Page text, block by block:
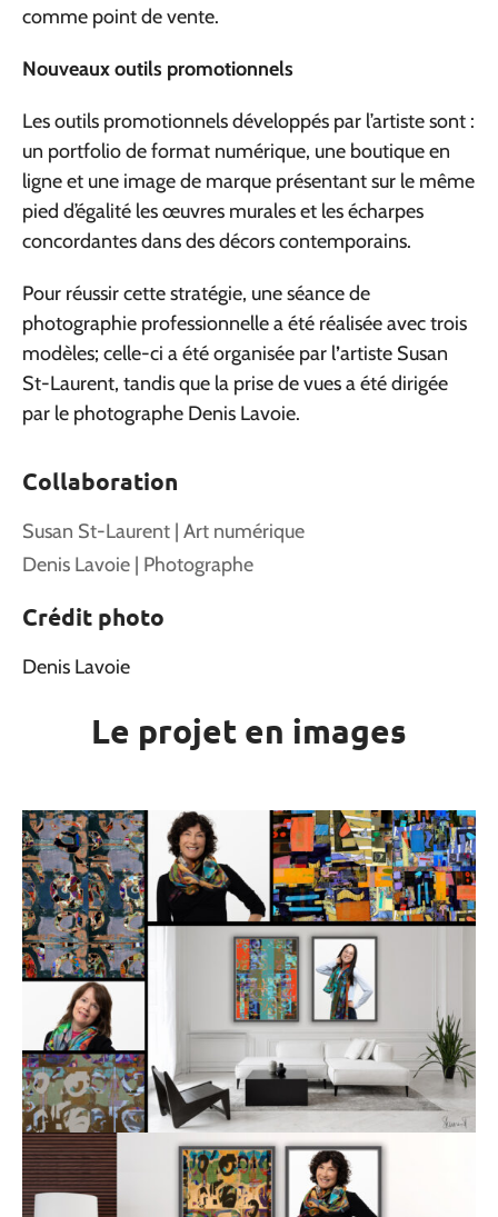
comme point de vente.
Nouveaux outils promotionnels
Les outils promotionnels développés par l’artiste sont :
un portfolio de format numérique, une boutique en
ligne et une image de marque présentant sur le même
pied d’égalité les œuvres murales et les écharpes
concordantes dans des décors contemporains.
Pour réussir cette stratégie, une séance de
photographie professionnelle a été réalisée avec trois
modèles; celle-ci a été organisée par l’artiste Susan
St-Laurent, tandis que la prise de vues a été dirigée
par le photographe Denis Lavoie.
Collaboration
Susan St-Laurent | Art numérique
Denis Lavoie | Photographe
Crédit photo
Denis Lavoie
Le projet en images